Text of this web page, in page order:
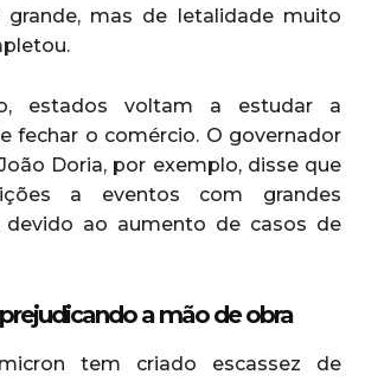
mas de letalidade muito
estados voltam a estudar a
fechar o comércio. O governador
Doria, por exemplo, disse que
a eventos com grandes
devido ao aumento de casos de
a mão de obra
tem criado escassez de